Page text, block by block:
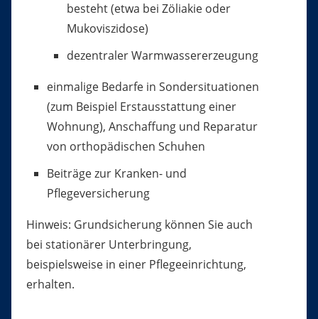
besteht (etwa bei Zöliakie oder
Mukoviszidose)
dezentraler Warmwassererzeugung
einmalige Bedarfe in Sondersituationen
(zum Beispiel Erstausstattung einer
Wohnung), Anschaffung und Reparatur
von orthopädischen Schuhen
Beiträge zur Kranken- und
Pflegeversicherung
Hinweis: Grundsicherung können Sie auch
bei stationärer Unterbringung,
beispielsweise in einer Pflegeeinrichtung,
erhalten.